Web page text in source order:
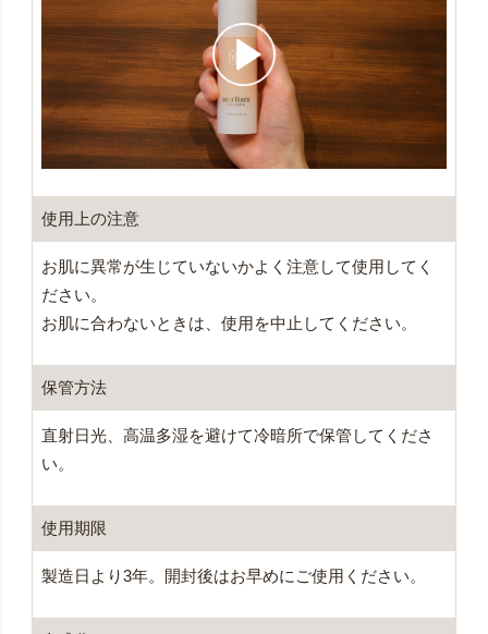
使用上の注意
お肌に異常が生じていないかよく注意して使用してく
ださい。
お肌に合わないときは、使用を中止してください。
保管方法
直射日光、高温多湿を避けて冷暗所で保管してくださ
い。
使用期限
製造日より3年。開封後はお早めにご使用ください。